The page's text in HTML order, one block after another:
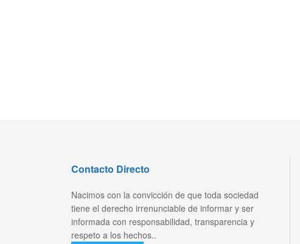
Contacto Directo
Nacimos con la convicción de que toda sociedad
tiene el derecho irrenunciable de informar y ser
informada con responsabilidad, transparencia y
respeto a los hechos..